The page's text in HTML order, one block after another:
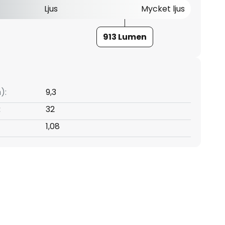
Ljus Mycket ljus
913 Lumen
9,3
32
1,08